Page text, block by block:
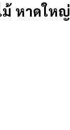
ม้ หาดใหญ่